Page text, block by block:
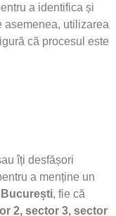
a identifica și
asemenea, utilizarea
că procesul este
îți desfășori
a menține un
București, fie că
2, sector 3, sector